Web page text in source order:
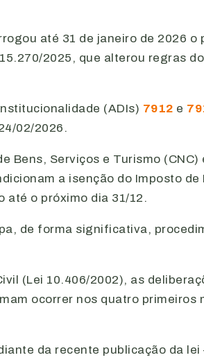
até 31 de janeiro de 2026
2025, que alterou regras
(ADIs) 7912 e
02/2026.
Bens, Serviços e Turismo
a isenção do Imposto de
até o próximo dia 31/12.
de forma significativa,
(Lei 10.406/2002), as
ocorrer nos quatro primeiros
da recente publicação da lei